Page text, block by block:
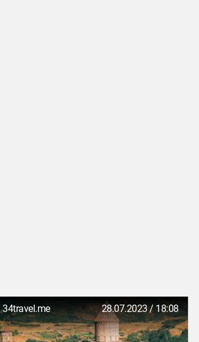
34travel.me 28.07.2023 / 18:08